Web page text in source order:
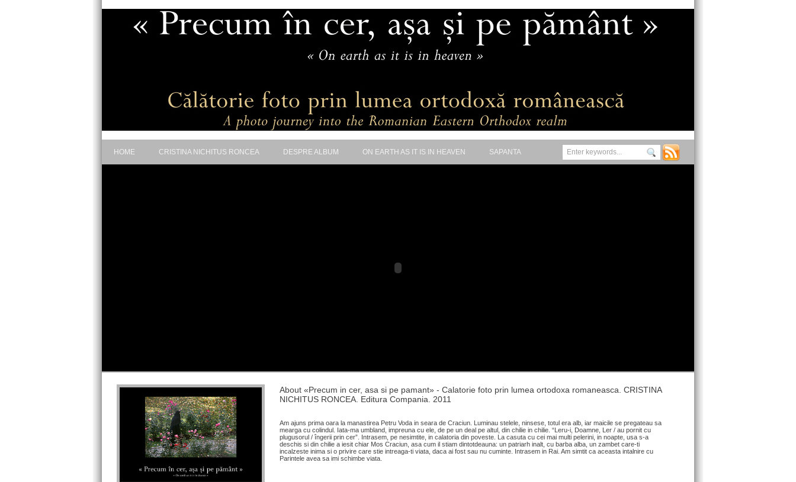
HOME CRISTINA NICHITUS RONCEA DESPRE ALBUM ON EARTH AS IT IS IN HEAVEN SAPANTA
About «Precum in cer, asa si pe pamant» - Calatorie foto prin lumea ortodoxa romaneasca. CRISTINA
NICHITUS RONCEA. Editura Compania. 2011
Am ajuns prima oara la manastirea Petru Voda in seara de Craciun. Luminau stelele, ninsese, totul era alb, iar maicile se pregateau sa
mearga cu colindul. Iata-ma umbland, impreuna cu ele, de pe un deal pe altul, din chilie in chilie. “Leru-i, Doamne, Ler / au pornit cu
plugusorul / îngerii prin cer”. Intrasem, pe nesimtite, in calatoria din poveste. La casuta cu cei mai multi pelerini, in noapte, usa s-a
deschis si din chilie a iesit chiar Mos Craciun, asa cum il stiam dintotdeauna: un patriarh inalt, cu barba alba, un zambet care-ti
incalzeste inima si o privire care stie intreaga-ti viata, daca ai fost sau nu cuminte. Intrasem in Rai. Am simtit ca aceasta intalnire cu
Parintele avea sa imi schimbe viata.